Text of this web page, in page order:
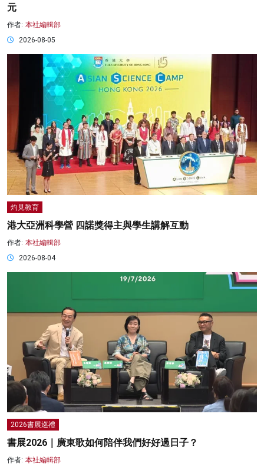
元
作者: 本社編輯部
2026-08-05
灼見教育
港大亞洲科學營 四諾獎得主與學生講解互動
作者: 本社編輯部
2026-08-04
2026書展巡禮
書展2026｜廣東歌如何陪伴我們好好過日子？
作者: 本社編輯部